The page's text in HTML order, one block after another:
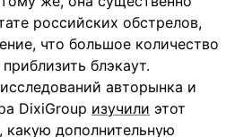
российских обстрелов,
что большое количество
блэкаут.
авторынка и
DixiGroup изучили этот
какую дополнительную